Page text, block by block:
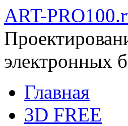
ART-
электронных
Главная
3D FREE